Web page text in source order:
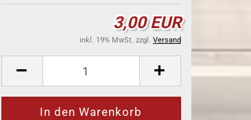
3,00 EUR
inkl. 19% MwSt. zzgl. Versand